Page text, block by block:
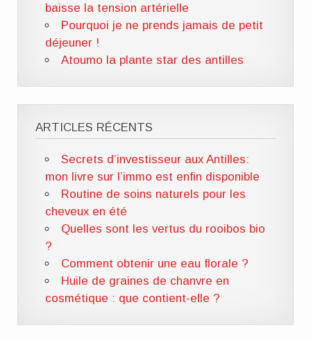
baisse la tension artérielle
Pourquoi je ne prends jamais de petit
déjeuner !
Atoumo la plante star des antilles
ARTICLES RÉCENTS
Secrets d’investisseur aux Antilles:
mon livre sur l’immo est enfin disponible
Routine de soins naturels pour les
cheveux en été
Quelles sont les vertus du rooibos bio
?
Comment obtenir une eau florale ?
Huile de graines de chanvre en
cosmétique : que contient-elle ?